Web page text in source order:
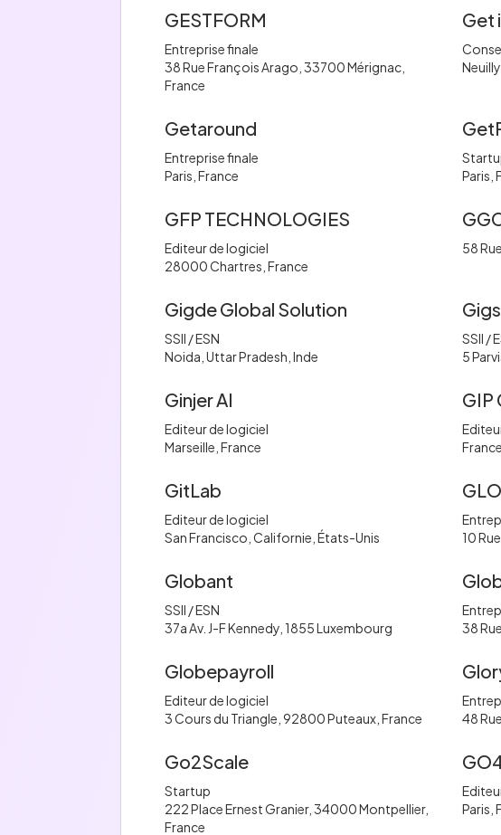
GESTFORM
Entreprise finale
38 Rue François Arago, 33700 Mérignac,
France
Get
Getaround
Entreprise finale
Paris, France
Paris,
GFP TECHNOLOGIES
Editeur de logiciel
28000 Chartres, France
58
Gigde Global Solution
SSII / ESN
Noida, Uttar Pradesh, Inde
SSII /
5
Ginjer AI
Editeur de logiciel
Marseille, France
GIP
France
GitLab
Editeur de logiciel
San Francisco, Californie, États-Unis
10
Globant
SSII / ESN
37a Av. J-F Kennedy, 1855 Luxembourg
38
Globepayroll
Editeur de logiciel
3 Cours du Triangle, 92800 Puteaux, France
48
Go2Scale
Startup
222 Place Ernest Granier, 34000 Montpellier,
France
Paris,